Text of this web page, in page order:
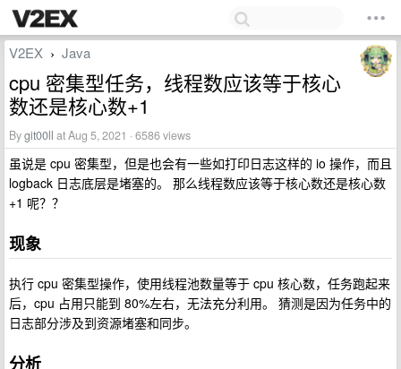
V2EX › Java
cpu 密集型任务，线程数应该等于核心
数还是核心数+1
Bygit00ll at Aug 5, 2021 · 6586 views
虽说是 cpu 密集型，但是也会有一些如打印日志这样的 io 操作，而且
logback 日志底层是堵塞的。 那么线程数应该等于核心数还是核心数
+1 呢？？
现象
执行 cpu 密集型操作，使用线程池数量等于 cpu 核心数，任务跑起来
后，cpu 占用只能到 80%左右，无法充分利用。 猜测是因为任务中的
日志部分涉及到资源堵塞和同步。
分析